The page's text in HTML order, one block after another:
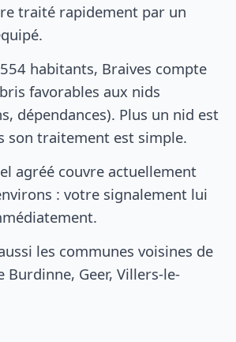
traité rapidement par un
habitants, Braives compte
favorables aux nids
dépendances). Plus un nid est
son traitement est simple.
agréé couvre actuellement
: votre signalement lui
les communes voisines de
Burdinne, Geer, Villers-le-